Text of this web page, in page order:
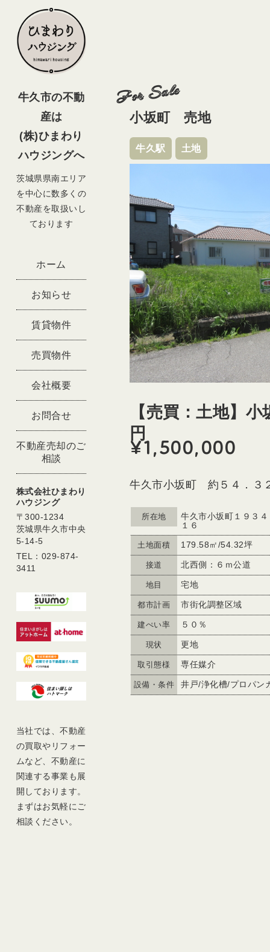
牛久市の不動
産は
(株)ひまわり
ハウジングへ
茨城県県南エリア
を中心に数多くの
不動産を取扱いし
ております
ホーム
お知らせ
賃貸物件
売買物件
会社概要
お問合せ
不動産売却のご
相談
株式会社ひまわり
ハウジング
〒300-1234
茨城県牛久市中央
5-14-5
TEL：029-874-
3411
当社では、不動産
の買取やリフォー
ムなど、不動産に
関連する事業も展
開しております。
まずはお気軽にご
相談ください。
For Sale
小坂町 売地
牛久駅 土地
【売買：土地】
円
¥1,500,000
牛久市小坂町 約５４．
所在地
牛久市小坂町１９３４
１６
土地面積 179.58㎡/54.32坪
接道 北西側：６ｍ公道
地目 宅地
都市計画 市街化調整区域
建ぺい率 ５０％
現状 更地
取引態様 専任媒介
設備・条件 井戸/浄化槽/プロパン